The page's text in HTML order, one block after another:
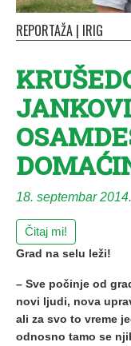
REPORTAŽA | IRIG
18. septembar
Čitaj mi!
Grad na selu leži!
– Sve počinje od
novi ljudi, nova
ali za svo to vreme
odnosno tamo se